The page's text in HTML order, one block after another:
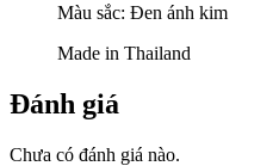
Màu sắc: Đen ánh kim
Made in Thailand
Đánh giá
Chưa có đánh giá nào.